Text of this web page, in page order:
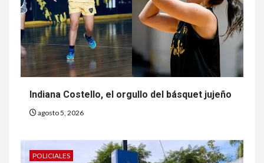
Indiana Costello, el orgullo del básquet jujeño
agosto 5, 2026
POLICIALES